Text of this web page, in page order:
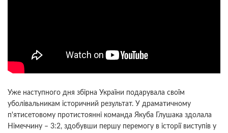
Уже наступного дня збірна України подарувала своїм
уболівальникам історичний результат. У драматичному
п'ятисетовому протистоянні команда Якуба Глушака здолала
Німеччину – 3:2, здобувши першу перемогу в історії виступів у